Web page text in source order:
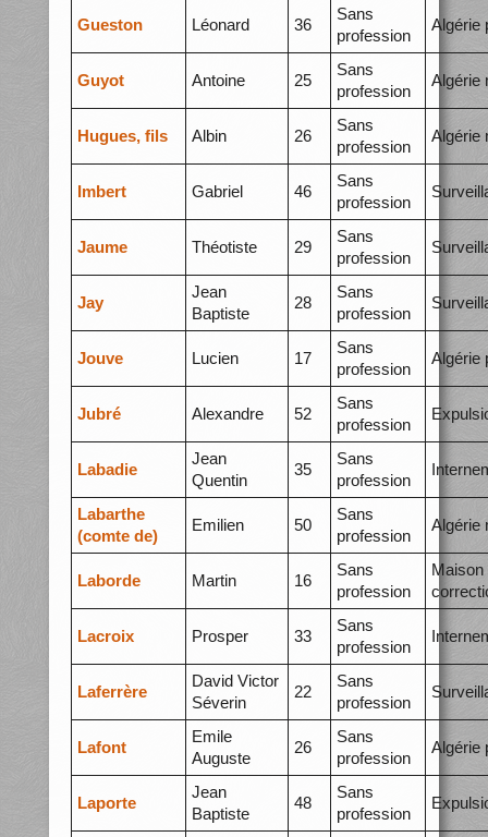
Gueston Léonard 36
Sans
profession
Algérie
Guyot Antoine 25
Sans
profession
Algérie
Hugues, fils Albin 26
Sans
profession
Algérie
Imbert Gabriel 46
Sans
profession
Jaume Théotiste 29
Sans
profession
Jay
Jean
Baptiste
28
Sans
profession
Jouve Lucien 17
Sans
profession
Algérie
Jubré Alexandre 52
Sans
profession
Labadie
Jean
Quentin
35
Sans
profession
Labarthe
(comte de)
Emilien 50
Sans
profession
Algérie
Laborde Martin 16
Sans
profession
Maison
Lacroix Prosper 33
Sans
profession
Laferrère
David Victor
Séverin
22
Sans
profession
Lafont
Emile
Auguste
26
Sans
profession
Algérie
Laporte
Jean
Baptiste
48
Sans
profession